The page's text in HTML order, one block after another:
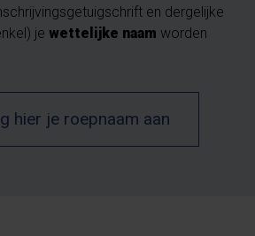
en dergelijke
je wettelijke naam worden
hier je roepnaam aan